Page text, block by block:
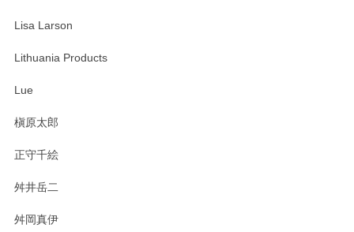
います。無事に届いたようで安心いたしまし
Lisa Larson
Lithuania Products
Lue
槇原太郎
正守千絵
舛井岳二
舛岡真伊